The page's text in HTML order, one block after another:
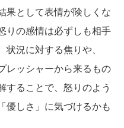
果として表情が険しくな
りの感情は必ずしも相手
状況に対する焦りや、
レッシャーから来るもの
することで、怒りのよう
優しさ」に気づけるかも